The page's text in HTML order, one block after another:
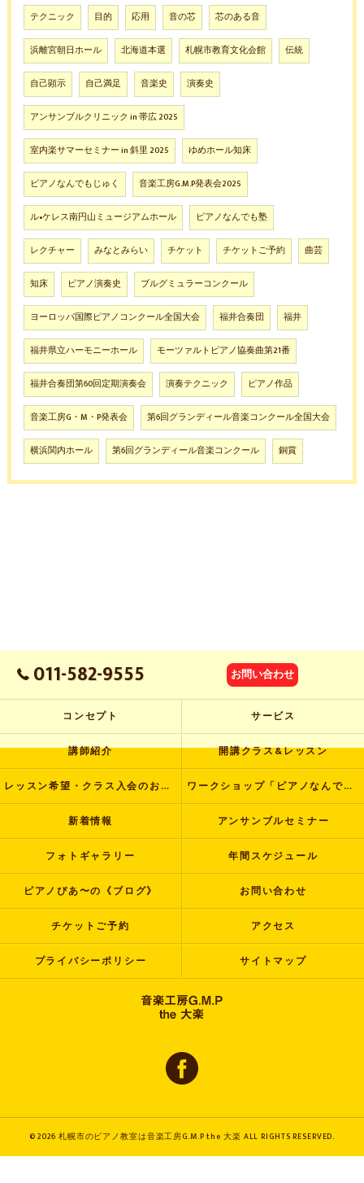
テクニック 目的 応用 音の芯 芯のある音
浜離宮朝日ホール 北海道本選 札幌市教育文化会館 伝統
自己顕示 自己満足 音楽史 演奏史
アンサンブルクリニック in 帯広 2025
室内楽サマーセミナー in 斜里 2025 ゆめホール知床
ピアノなんでもじゅく 音楽工房G.M.P発表会2025
ル•ケレス南円山ミュージアムホール ピアノなんでも塾
レクチャー みなとみらい チケット チケットご予約 曲芸
知床 ピアノ演奏史 ブルグミュラーコンクール
ヨーロッパ国際ピアノコンクール全国大会 福井合奏団 福井
福井県立ハーモニーホール モーツァルトピアノ協奏曲第21番
福井合奏団第60回定期演奏会 演奏テクニック ピアノ作品
音楽工房G・M・P発表会 第6回グランディール音楽コンクール全国大会
横浜関内ホール 第6回グランディール音楽コンクール 銅賞
011-582-9555 お問い合わせ
コンセプト サービス
講師紹介 開講クラス&レッスン
レッスン希望・クラス入会のお申し込み ワークショップ「ピアノなんでも塾」
新着情報 アンサンブルセミナー
フォトギャラリー 年間スケジュール
ピアノぴあ〜の《ブログ》 お問い合わせ
チケットご予約 アクセス
プライバシーポリシー サイトマップ
© 2026 札幌市のピアノ教室は音楽工房G.M.P the 大楽 ALL RIGHTS RESERVED.